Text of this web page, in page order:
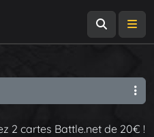
2 cartes Battle.net de 20€ !